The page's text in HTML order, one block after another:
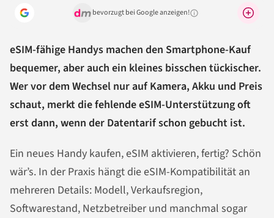
bevorzugt bei Google anzeigen!Warum lohnt sich das?
eSIM-fähige Handys machen den Smartphone-Kauf
bequemer, aber auch ein kleines bisschen tückischer.
Wer vor dem Wechsel nur auf Kamera, Akku und Preis
schaut, merkt die fehlende eSIM-Unterstützung oft
erst dann, wenn der Datentarif schon gebucht ist.
Ein neues Handy kaufen, eSIM aktivieren, fertig? Schön
wär’s. In der Praxis hängt die eSIM-Kompatibilität an
mehreren Details: Modell, Verkaufsregion,
Softwarestand, Netzbetreiber und manchmal sogar